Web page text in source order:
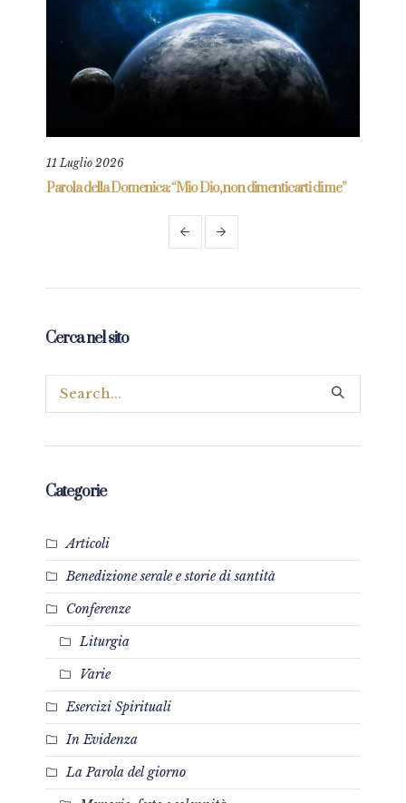
11 Luglio 2026
Parola della Domenica: “Mio Dio, non dimenticarti di me”
Cerca nel sito
Categorie
Articoli
Benedizione serale e storie di santità
Conferenze
Liturgia
Varie
Esercizi Spirituali
In Evidenza
La Parola del giorno